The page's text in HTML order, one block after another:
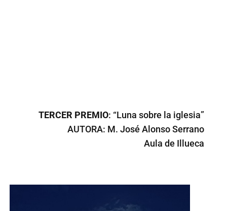
TERCER PREMIO: “Luna sobre la iglesia”
AUTORA: M. José Alonso Serrano
Aula de Illueca